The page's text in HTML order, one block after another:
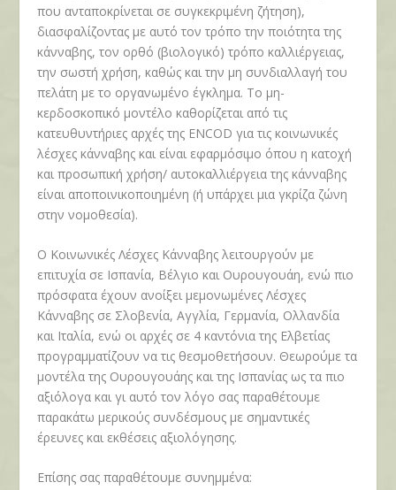
που ανταποκρίνεται σε συγκεκριμένη ζήτηση),
διασφαλίζοντας με αυτό τον τρόπο την ποιότητα της
κάνναβης, τον ορθό (βιολογικό) τρόπο καλλιέργειας,
την σωστή χρήση, καθώς και την μη συνδιαλλαγή του
πελάτη με το οργανωμένο έγκλημα. Το μη-
κερδοσκοπικό μοντέλο καθορίζεται από τις
κατευθυντήριες αρχές της ENCODγια τις κοινωνικές
λέσχες κάνναβης και είναι εφαρμόσιμο όπου η κατοχή
και προσωπική χρήση/ αυτοκαλλιέργεια της κάνναβης
είναι αποποινικοποιημένη (ή υπάρχει μια γκρίζα ζώνη
στην νομοθεσία).
Ο Κοινωνικές Λέσχες Κάνναβης λειτουργούν με
επιτυχία σε Ισπανία, Βέλγιο και Ουρουγουάη, ενώ πιο
πρόσφατα έχουν ανοίξει μεμονωμένες Λέσχες
Κάνναβης σε Σλοβενία, Αγγλία, Γερμανία, Ολλανδία
και Ιταλία, ενώ οι αρχές σε 4 καντόνια της Ελβετίας
προγραμματίζουν να τις θεσμοθετήσουν. Θεωρούμε τα
μοντέλα της Ουρουγουάης και της Ισπανίας ως τα πιο
αξιόλογα και γι αυτό τον λόγο σας παραθέτουμε
παρακάτω μερικούς συνδέσμους με σημαντικές
έρευνες και εκθέσεις αξιολόγησης.
Επίσης σας παραθέτουμε συνημμένα: